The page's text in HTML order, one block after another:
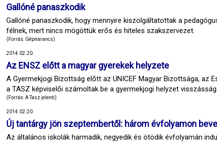
Gallóné panaszkodik
Gallóné panaszkodik, hogy mennyire kiszolgáltatottak a
félnek, mert nincs mögöttük erős és hiteles szakszervezet.
(Forrás: Gépnarancs)
2014.02.20.
Az ENSZ előtt a magyar gyerekek helyzete
A Gyermekjogi Bizottság előtt az UNICEF Magyar Bizottsága, az
a TASZ képviselői számoltak be a gyermekjogi helyzet
(Forrás: A Tasz jelenti)
2014.02.20.
Új tantárgy jön szeptembertől: három évfolyamon
Az általános iskolák harmadik, negyedik és ötödik évfolyamán